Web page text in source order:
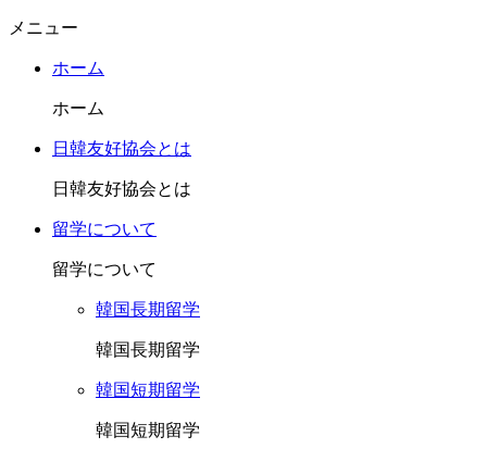
メニュー
ホーム
ホーム
日韓友好協会とは
日韓友好協会とは
留学について
留学について
韓国長期留学
韓国長期留学
韓国短期留学
韓国短期留学